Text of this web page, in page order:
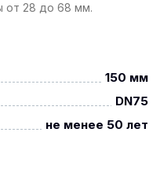
от 28 до 68 мм.
150 мм
DN75
не менее 50 лет